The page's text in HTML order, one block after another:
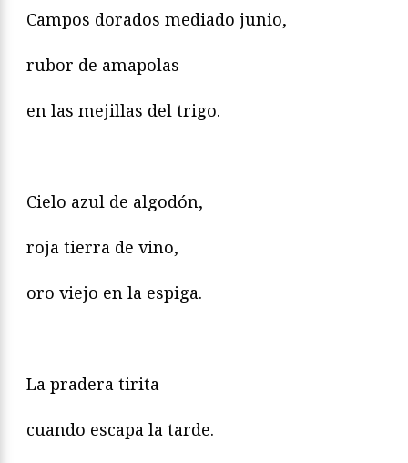
Campos dorados mediado junio,
rubor de amapolas
en las mejillas del trigo.
Cielo azul de algodón,
roja tierra de vino,
oro viejo en la espiga.
La pradera tirita
cuando escapa la tarde.